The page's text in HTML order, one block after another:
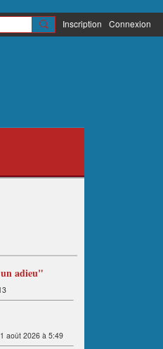
Inscription Connexion
adieu"
août 2026 à 5:49